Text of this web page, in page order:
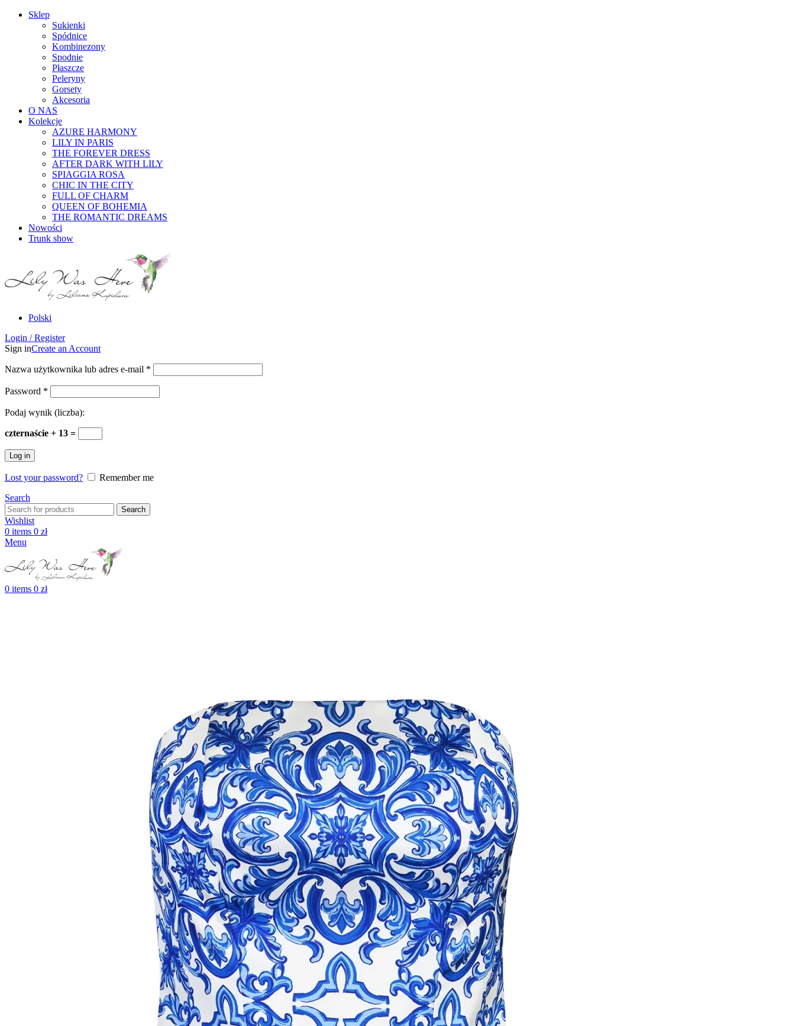
Sklep
Sukienki
Spódnice
Kombinezony
Spodnie
Płaszcze
Peleryny
Gorsety
Akcesoria
O NAS
Kolekcje
AZURE HARMONY
LILY IN PARIS
THE FOREVER DRESS
AFTER DARK WITH LILY
SPIAGGIA ROSA
CHIC IN THE CITY
FULL OF CHARM
QUEEN OF BOHEMIA
THE ROMANTIC DREAMS
Nowości
Trunk show
Polski
Login / Register
Sign inCreate an Account
Nazwa użytkownika lub adres e-mail *
Password *
Podaj wynik (liczba):
czternaście + 13 =
Log in
Lost your password?
Remember me
Search
Search
Wishlist
0 items 0 zł
Menu
0 items 0 zł